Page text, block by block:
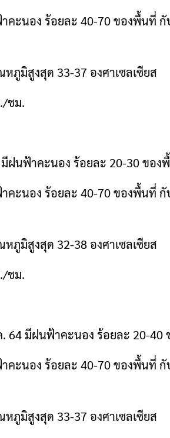
คะนอง ร้อยละ 40-70 ของพื้นที่
ภูมิสูงสุด 33-37 องศาเซลเซียส
ชม.
ฝนฟ้าคะนอง ร้อยละ 20-30 ของ
คะนอง ร้อยละ 40-70 ของพื้นที่
ภูมิสูงสุด 32-38 องศาเซลเซียส
ชม.
64 มีฝนฟ้าคะนอง ร้อยละ 20-40
คะนอง ร้อยละ 40-70 ของพื้นที่
ภูมิสูงสุด 33-37 องศาเซลเซียส